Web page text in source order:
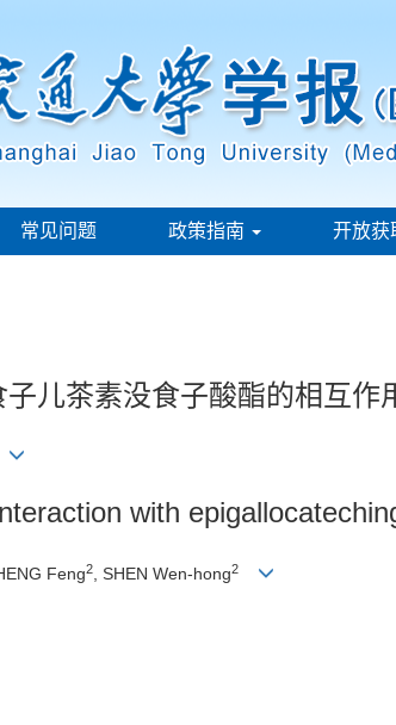
常见问题 政策指南 开放获
儿茶素没食子酸酯的相互作
with
Feng2 , SHEN Wen-hong2